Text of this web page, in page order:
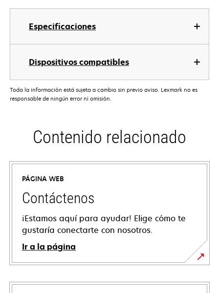
Especificaciones
Dispositivos compatibles
Toda la información está sujeta a cambio sin previo aviso. Lexmark no es
responsable de ningún error ni omisión.
Contenido relacionado
PÁGINA WEB
Contáctenos
¡Estamos aquí para ayudar! Elige cómo te
gustaría conectarte con nosotros.
Ir a la página